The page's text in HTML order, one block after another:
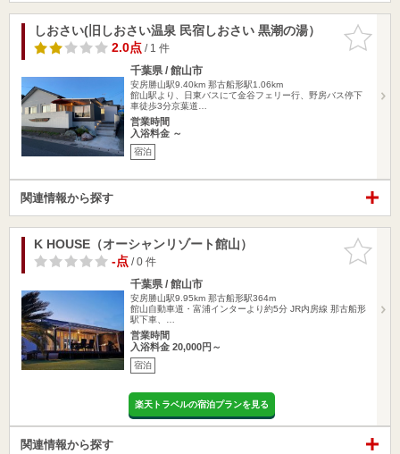
お気に入
りに追加
しおさい(旧しおさい温泉 民宿しおさい 黒潮の湯）
2.0点/ 1 件
千葉県 / 館山市
安房勝山駅9.40km 那古船形駅1.06km
館山駅より、日東バスにて金谷フェリー行、野房バス停下
車徒歩3分京葉道…
営業時間
入浴料金 ～
宿泊
関連情報から探す
お気に入
りに追加
K HOUSE（オーシャンリゾート館山）
-点/ 0 件
千葉県 / 館山市
安房勝山駅9.95km 那古船形駅364m
館山自動車道・富浦インターより約5分 JR内房線 那古船形
駅下車、…
営業時間
入浴料金 20,000円～
宿泊
楽天トラベルの宿泊プランを見る
関連情報から探す